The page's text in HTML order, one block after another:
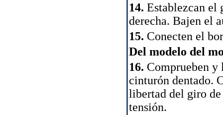
14. Establezcan el
derecha. Bajen el
15. Conecten el
Del modelo del
16. Comprueben
cinturón dentado.
libertad del giro
tensión.